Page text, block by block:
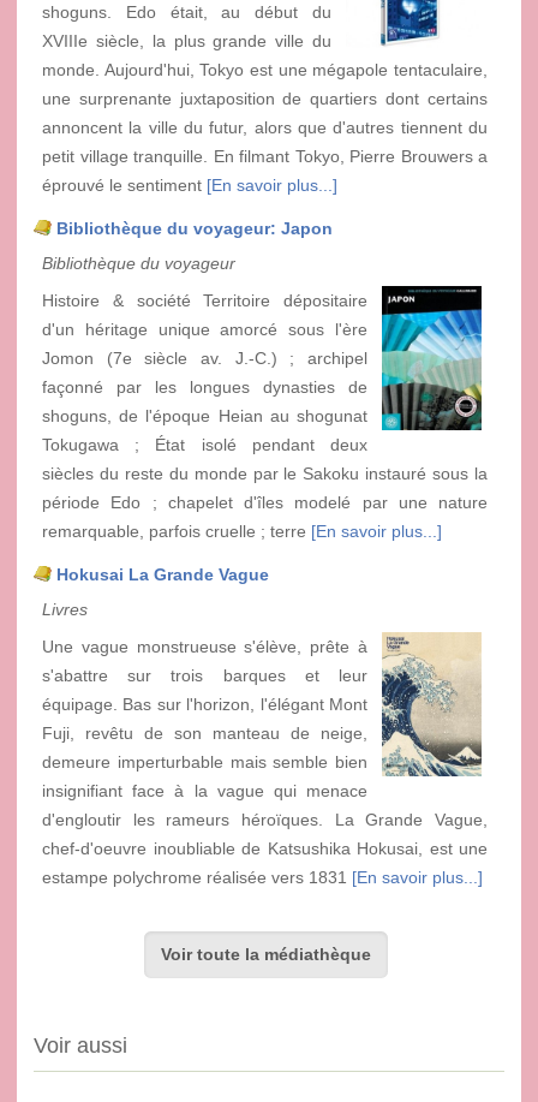
shoguns. Edo était, au début du
XVIIIe siècle, la plus grande ville du
monde. Aujourd'hui, Tokyo est une mégapole tentaculaire,
une surprenante juxtaposition de quartiers dont certains
annoncent la ville du futur, alors que d'autres tiennent du
petit village tranquille. En filmant Tokyo, Pierre Brouwers a
éprouvé le sentiment [En savoir plus...]
Bibliothèque du voyageur: Japon
Bibliothèque du voyageur
Histoire & société Territoire dépositaire
d'un héritage unique amorcé sous l'ère
Jomon (7e siècle av. J.-C.) ; archipel
façonné par les longues dynasties de
shoguns, de l'époque Heian au shogunat
Tokugawa ; État isolé pendant deux
siècles du reste du monde par le Sakoku instauré sous la
période Edo ; chapelet d'îles modelé par une nature
remarquable, parfois cruelle ; terre [En savoir plus...]
Hokusai La Grande Vague
Livres
Une vague monstrueuse s'élève, prête à
s'abattre sur trois barques et leur
équipage. Bas sur l'horizon, l'élégant Mont
Fuji, revêtu de son manteau de neige,
demeure imperturbable mais semble bien
insignifiant face à la vague qui menace
d'engloutir les rameurs héroïques. La Grande Vague,
chef-d'oeuvre inoubliable de Katsushika Hokusai, est une
estampe polychrome réalisée vers 1831 [En savoir plus...]
Voir toute la médiathèque
Voir aussi